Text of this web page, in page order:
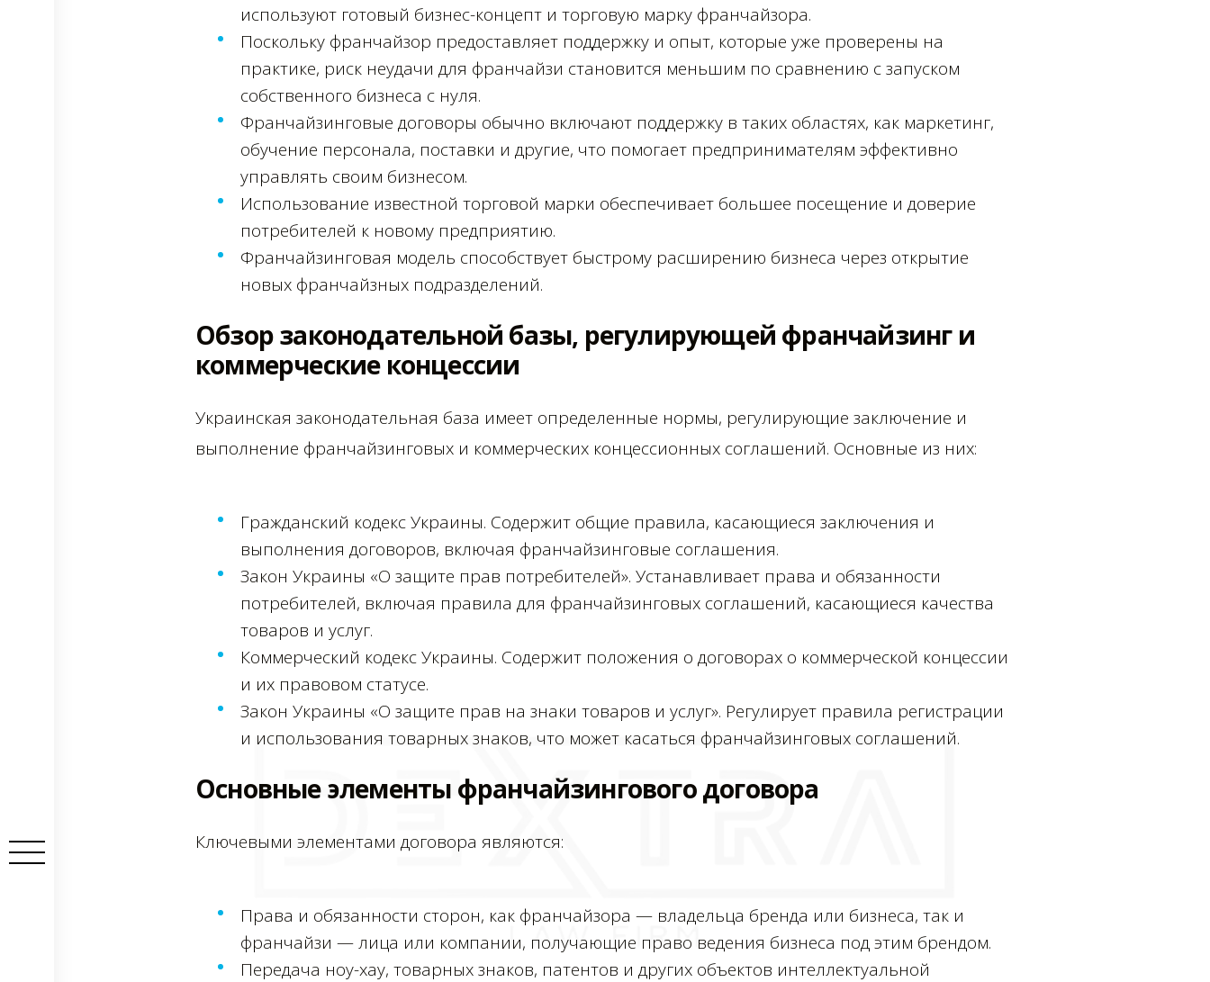
используют готовый бизнес-концепт и торговую марку франчайзора.
Поскольку франчайзор предоставляет поддержку и опыт, которые уже проверены на
практике, риск неудачи для франчайзи становится меньшим по сравнению с запуском
собственного бизнеса с нуля.
Франчайзинговые договоры обычно включают поддержку в таких областях, как маркетинг,
обучение персонала, поставки и другие, что помогает предпринимателям эффективно
управлять своим бизнесом.
Использование известной торговой марки обеспечивает большее посещение и доверие
потребителей к новому предприятию.
Франчайзинговая модель способствует быстрому расширению бизнеса через открытие
новых франчайзных подразделений.
Обзор законодательной базы, регулирующей франчайзинг и
коммерческие концессии
Украинская законодательная база имеет определенные нормы, регулирующие заключение и
выполнение франчайзинговых и коммерческих концессионных соглашений. Основные из них:
Гражданский кодекс Украины. Содержит общие правила, касающиеся заключения и
выполнения договоров, включая франчайзинговые соглашения.
Закон Украины «О защите прав потребителей». Устанавливает права и обязанности
потребителей, включая правила для франчайзинговых соглашений, касающиеся качества
товаров и услуг.
Коммерческий кодекс Украины. Содержит положения о договорах о коммерческой концессии
и их правовом статусе.
Закон Украины «О защите прав на знаки товаров и услуг». Регулирует правила регистрации
и использования товарных знаков, что может касаться франчайзинговых соглашений.
Основные элементы франчайзингового договора
Ключевыми элементами договора являются:
Права и обязанности сторон, как франчайзора — владельца бренда или бизнеса, так и
франчайзи — лица или компании, получающие право ведения бизнеса под этим брендом.
Передача ноу-хау, товарных знаков, патентов и других объектов интеллектуальной